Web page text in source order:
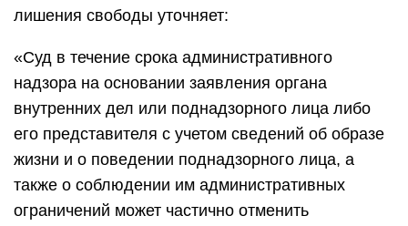
лишения свободы уточняет:
«Суд в течение срока административного
надзора на основании заявления органа
внутренних дел или поднадзорного лица либо
его представителя с учетом сведений об образе
жизни и о поведении поднадзорного лица, а
также о соблюдении им административных
ограничений может частично отменить